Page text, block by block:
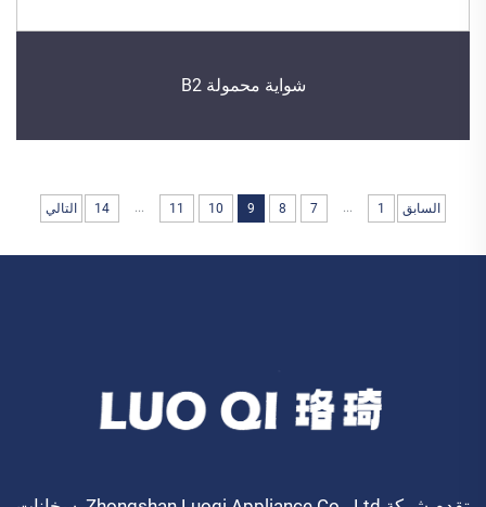
شواية محمولة B2
السابق 1
...
7
8
9
10
11
...
14 التالي